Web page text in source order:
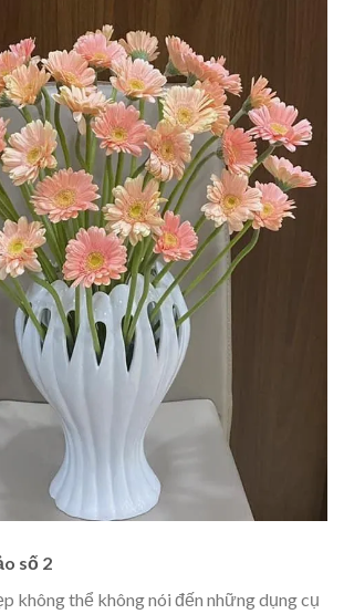
số 2
không thể không nói đến những dụng cụ